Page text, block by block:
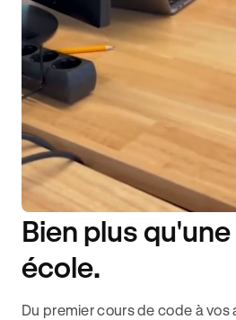
DISPONIBILITÉ 6J/7
Bien plus
école.
Du premier cours de code à vos